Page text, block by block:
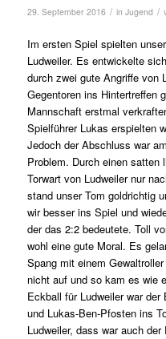
29. September 2016 / in Jugend /
Im ersten Spiel spielten
Ludweiler. Es entwickelte
durch zwei gute Angriffe von
Gegentoren ins Hintertreffen
Mannschaft erstmal
Spielführer Lukas erspielten
Jedoch der Abschluss war
Problem. Durch einen
Torwart von Ludweiler nur
stand unser Tom goldrichtig
wir besser ins Spiel und
der das 2:2 bedeutete. Toll
wohl eine gute Moral. Es
Spang mit einem
nicht auf und so kam es wie
Eckball für Ludweiler war
und Lukas-Ben-Pfosten ins
Ludweiler, dass war auch